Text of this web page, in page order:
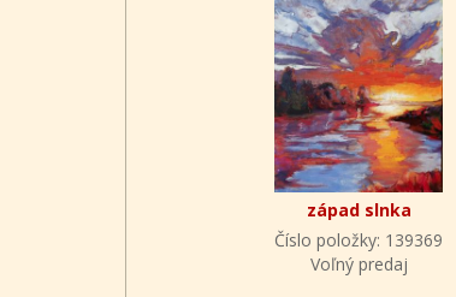
západ slnka
Číslo položky: 139369
Voľný predaj